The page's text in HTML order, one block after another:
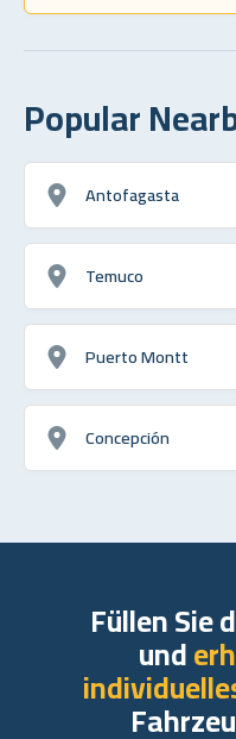
Popular
Antofagasta
Temuco
Puerto Montt
Concepción
Füllen Sie
und